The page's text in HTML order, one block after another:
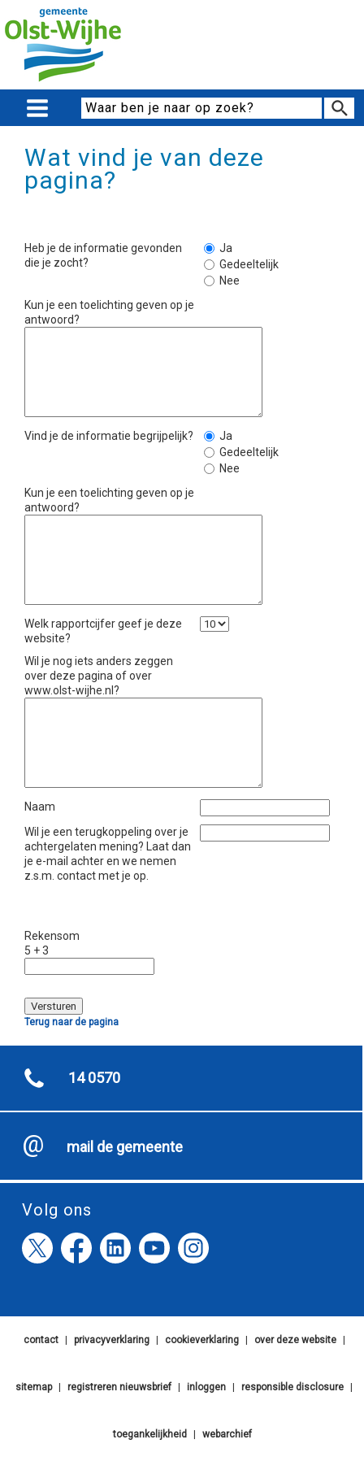
Wat vind je van deze
pagina?
Heb je de informatie gevonden
die je zocht?
Ja
Gedeeltelijk
Nee
Kun je een toelichting geven op je
antwoord?
Vind je de informatie begrijpelijk?
Ja
Gedeeltelijk
Nee
Kun je een toelichting geven op je
antwoord?
Welk rapportcijfer geef je deze
website?
Wil je nog iets anders zeggen
over deze pagina of over
www.olst-wijhe.nl?
Naam
Wil je een terugkoppeling over je
achtergelaten mening? Laat dan
je e-mail achter en we nemen
z.s.m. contact met je op.
Rekensom
5 + 3
Terug naar de pagina
14 0570
mail de gemeente
Volg ons
contact privacyverklaring cookieverklaring over deze website
sitemap registreren nieuwsbrief inloggen responsible disclosure
toegankelijkheid webarchief